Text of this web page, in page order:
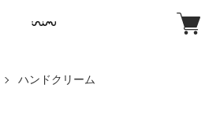
ハンドクリーム